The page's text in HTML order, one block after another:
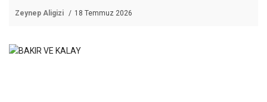
Zeynep Aligizi 18 Temmuz 2026